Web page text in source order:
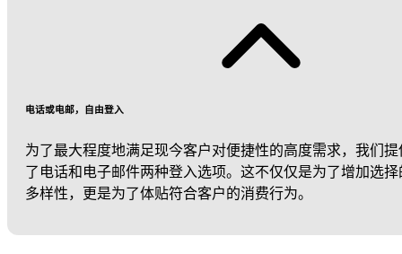
电话或电邮，自由登入
为了最大程度地满足现今客户对便捷性的高度需求，我们提
了电话和电子邮件两种登入选项。这不仅仅是为了增加选择
多样性，更是为了体贴符合客户的消费行为。